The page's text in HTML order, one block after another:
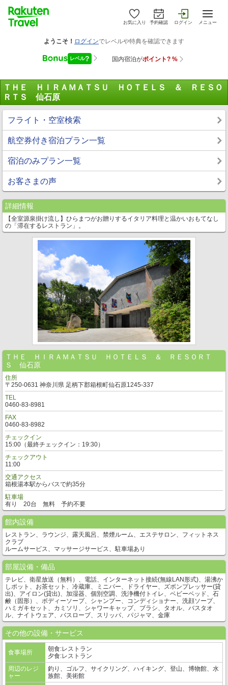
お気に入り 予約確認 ログイン メニュー
ＴＨＥ ＨＩＲＡＭＡＴＳＵ ＨＯＴＥＬＳ ＆ ＲＥＳＯ
ＲＴＳ 仙石原
フライト・空室検索
航空券付き宿泊プラン一覧
宿泊のみプラン一覧
お客さまの声
詳細情報
【全室源泉掛け流し】ひらまつがお贈りするイタリア料理と温かいおもてなし
の「滞在するレストラン」。
ＴＨＥ ＨＩＲＡＭＡＴＳＵ ＨＯＴＥＬＳ ＆ ＲＥＳＯＲＴ
Ｓ 仙石原
住所
〒250-0631 神奈川県 足柄下郡箱根町仙石原1245-337
TEL
0460-83-8981
FAX
0460-83-8982
チェックイン
15:00（最終チェックイン：19:30）
チェックアウト
11:00
交通アクセス
箱根湯本駅からバスで約35分
駐車場
有り 20台 無料 予約不要
館内設備
レストラン、ラウンジ、露天風呂、禁煙ルーム、エステサロン、フィットネス
クラブ
ルームサービス、マッサージサービス、駐車場あり
部屋設備・備品
テレビ、衛星放送（無料）、電話、インターネット接続(無線LAN形式)、湯沸か
しポット、お茶セット、冷蔵庫、ミニバー、ドライヤー、ズボンプレッサー(貸
出)、アイロン(貸出)、加湿器、個別空調、洗浄機付トイレ、ベビーベッド、石
鹸（固形）、ボディーソープ、シャンプー、コンディショナー、洗顔ソープ、
ハミガキセット、カミソリ、シャワーキャップ、ブラシ、タオル、バスタオ
ル、ナイトウェア、バスローブ、スリッパ、パジャマ、金庫
その他の設備・サービス
食事場所
朝食:レストラン
夕食:レストラン
周辺のレジ
ャー
釣り、ゴルフ、サイクリング、ハイキング、登山、博物館、水
族館、美術館